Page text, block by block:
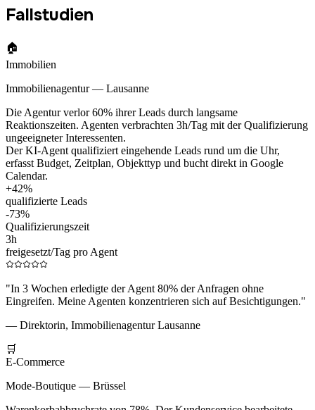
Fallstudien
🏠
Immobilien
Immobilienagentur — Lausanne
Die Agentur verlor 60% ihrer Leads durch langsame
Reaktionszeiten. Agenten verbrachten 3h/Tag mit der Qualifizierung
ungeeigneter Interessenten.
Der KI-Agent qualifiziert eingehende Leads rund um die Uhr,
erfasst Budget, Zeitplan, Objekttyp und bucht direkt in Google
Calendar.
+42%
qualifizierte Leads
-73%
Qualifizierungszeit
3h
freigesetzt/Tag pro Agent
"In 3 Wochen erledigte der Agent 80% der Anfragen ohne
Eingreifen. Meine Agenten konzentrieren sich auf Besichtigungen."
— Direktorin, Immobilienagentur Lausanne
🛒
E-Commerce
Mode-Boutique — Brüssel